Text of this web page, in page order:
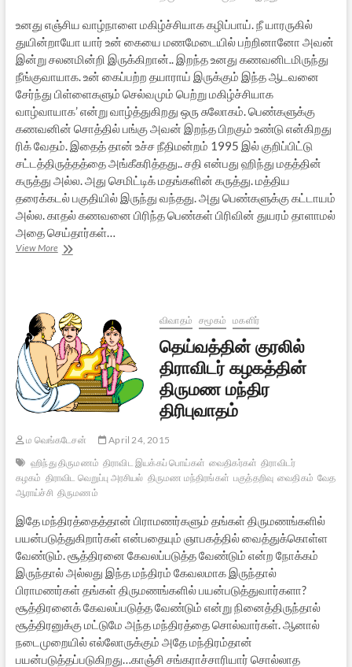
உனது எஞ்சிய வாழ்நாளை மகிழ்ச்சியாக கழிப்பாய். நீ யாரருகில்
துயின்றாயோ யார் உன் கையை மணமேடையில் பற்றினானோ அவன்
இன்று சலனமின்றி இருக்கிறான்.. இறந்த உனது கணவனிடமிருந்து
நீங்குவாயாக. உன் கைப்பற்ற தயாராய் இருக்கும் இந்த ஆடவனை
சேர்ந்து பிள்ளைகளும் செல்வமும் பெற்று மகிழ்ச்சியாக
வாழ்வாயாக’ என்று வாழ்த்துகிறது ஒரு சுலோகம். பெண்களுக்கு
கணவனின் சொத்தில் பங்கு அவன் இறந்த பிறகும் உண்டு என்கிறது
ரிக் வேதம். இதைத் தான் உச்ச நீதிமன்றம் 1995 இல் குறிப்பிட்டு
சட்டத்திருத்தத்தை அங்கீகரித்தது.. சதி என்பது ஹிந்து மதத்தின்
கருத்து அல்ல. அது செமிட்டிக் மதங்களின் கருத்து. மத்திய
தரைக்கடல் பகுதியில் இருந்து வந்தது. அது பெண்களுக்கு கட்டாயம்
அல்ல. காதல் கணவனை பிரிந்த பெண்கள் பிரிவின் துயரம் தாளாமல்
அதை செய்தார்கள்…
View Moreவேதங்களில்
விவாதம் சமூகம் மகளிர்
தெய்வத்தின் குரலில்
திராவிடர் கழகத்தின்
திருமண மந்திர
திரிபுவாதம்
ம வெங்கடேசன்
April 24, 2015
ஹிந்து திருமணம் திராவிட இயக்கப் பொய்கள் வைதிகர்கள் திராவிடர்
கழகம் திராவிட வெறுப்பு அரசியல் திருமண மந்திரங்கள் பகுத்தறிவு வைதிகம் வேத
ஆராய்ச்சி திருமணம்
இதே மந்திரத்தைத்தான் பிராமணர்களும் தங்கள் திருமணங்களில்
பயன்படுத்துகிறார்கள் என்பதையும் ஞாபகத்தில் வைத்துக்கொள்ள
வேண்டும். சூத்திரனை கேவலப்படுத்த வேண்டும் என்ற நோக்கம்
இருந்தால் அல்லது இந்த மந்திரம் கேவலமாக இருந்தால்
பிராமணர்கள் தங்கள் திருமணங்களில் பயன்படுத்துவார்களா?
சூத்திரனைக் கேவலப்படுத்த வேண்டும் என்று நினைத்திருந்தால்
சூத்திரனுக்கு மட்டுமே அந்த மந்திரத்தை சொல்வார்கள். ஆனால்
நடைமுறையில் எல்லோருக்கும் அதே மந்திரம்தான்
பயன்படுத்தப்படுகிறது…காஞ்சி சங்கராச்சாரியார் சொல்லாத